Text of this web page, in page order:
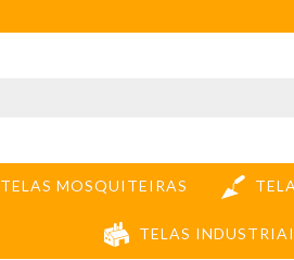
TELAS MOSQUITEIRAS
TELAS
TELA MAXI VISION INOX PRETO MALHA 20